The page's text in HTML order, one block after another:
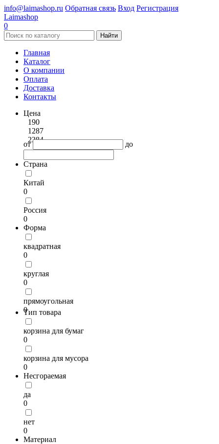
info@laimashop.ru Обратная связь Вход Регистрация
Laimashop
0
Найти
Главная
Каталог
О компании
Оплата
Доставка
Контакты
Цена
190
1287
2384
от до
Страна
Китай
0
Россия
0
Форма
квадратная
0
круглая
0
прямоугольная
0
Тип товара
корзина для бумаг
0
корзина для мусора
0
Несгораемая
да
0
нет
0
Материал